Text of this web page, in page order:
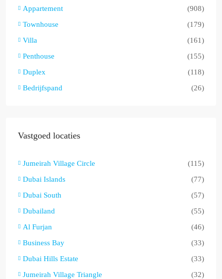
Appartement
(908)
Townhouse
(179)
Villa
(161)
Penthouse
(155)
Duplex
(118)
Bedrijfspand
(26)
Vastgoed locaties
Jumeirah Village Circle
(115)
Dubai Islands
(77)
Dubai South
(57)
Dubailand
(55)
Al Furjan
(46)
Business Bay
(33)
Dubai Hills Estate
(33)
Jumeirah Village Triangle
(32)